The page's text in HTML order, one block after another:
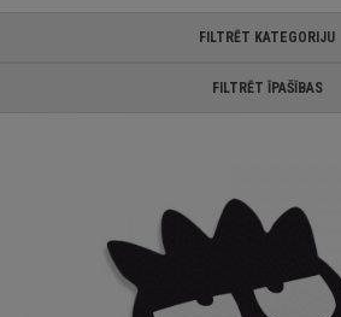
FILTRĒT KATEGORIJU
FILTRĒT ĪPAŠĪBAS